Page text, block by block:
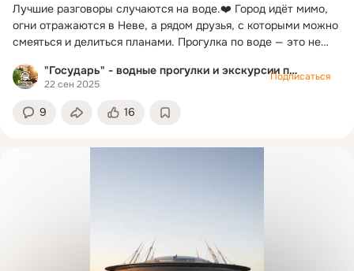
Лучшие разговоры случаются на воде.❤️ Город идёт мимо,
огни отражаются в Неве, а рядом друзья, с которыми можно
смеяться и делиться планами. Прогулка по воде — это не
делишь момент 🌊
"Государь" - водные прогулки и экскурсии по Питеру
22 сен 2025
Подписаться
9 16